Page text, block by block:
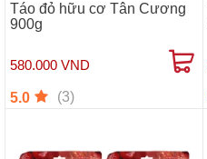
Táo đỏ hữu cơ Tân Cương
900g
580.000 VND
5.0 (3)